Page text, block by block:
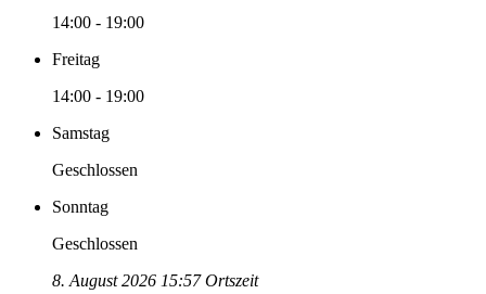
14:00 - 19:00
Freitag
14:00 - 19:00
Samstag
Geschlossen
Sonntag
Geschlossen
8. August 2026 15:57 Ortszeit